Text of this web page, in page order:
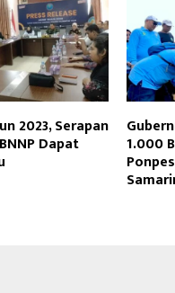
2023, Serapan
Dapat 1.000